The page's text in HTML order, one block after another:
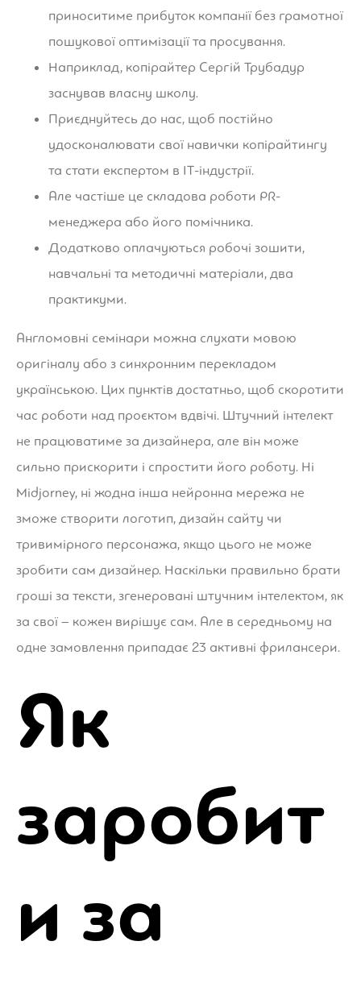
приноситиме прибуток компанії без грамотної
пошукової оптимізації та просування.
Наприклад, копірайтер Сергій Трубадур
заснував власну школу.
Приєднуйтесь до нас, щоб постійно
удосконалювати свої навички копірайтингу
та стати експертом в ІТ-індустрії.
Але частіше це складова роботи PR-
менеджера або його помічника.
Додатково оплачуються робочі зошити,
навчальні та методичні матеріали, два
практикуми.
Англомовні семінари можна слухати мовою
оригіналу або з синхронним перекладом
українською. Цих пунктів достатньо, щоб скоротити
час роботи над проєктом вдвічі. Штучний інтелект
не працюватиме за дизайнера, але він може
сильно прискорити і спростити його роботу. Ні
Midjorney, ні жодна інша нейронна мережа не
зможе створити логотип, дизайн сайту чи
тривимірного персонажа, якщо цього не може
зробити сам дизайнер. Наскільки правильно брати
гроші за тексти, згенеровані штучним інтелектом, як
за свої – кожен вирішує сам. Але в середньому на
одне замовлення припадає 23 активні фрилансери.
Як
заробит
и за